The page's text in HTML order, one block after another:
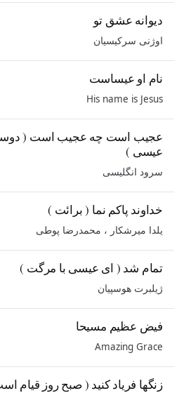
دیوانه عشق تو
اوژنی سرکیسیان
نام او عیساست
His name is Jesus
عجیب است چه عجیب است (
عیسی )
سرود انگلیسی
خداوند پاکم نما ( برائت )
یلدا میرشکار ، محمدرضا پوطی
تمام شد ( ای عیسی با مرگت )
ژیلبرت هوسپیان
فیض عظیم مسیحا
Amazing Grace
زنگها فریاد کنید ( صبح روز قیام